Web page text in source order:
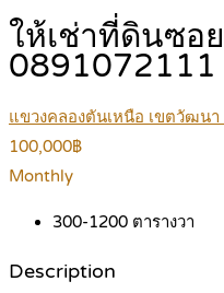
ให้เช่าที่ดินซอ
0891072111
แขวงคลองตันเหนือ เขตวัฒนา
100,000฿
Monthly
300-1200 ตารางวา
Description